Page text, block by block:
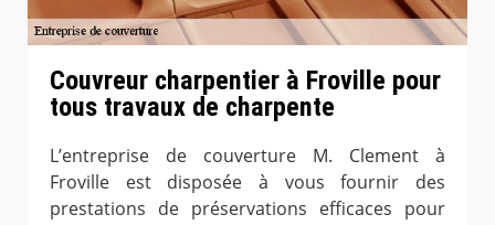
Couvreur charpentier à Froville pour
tous travaux de charpente
L’entreprise de couverture M. Clement à
Froville est disposée à vous fournir des
prestations de préservations efficaces pour